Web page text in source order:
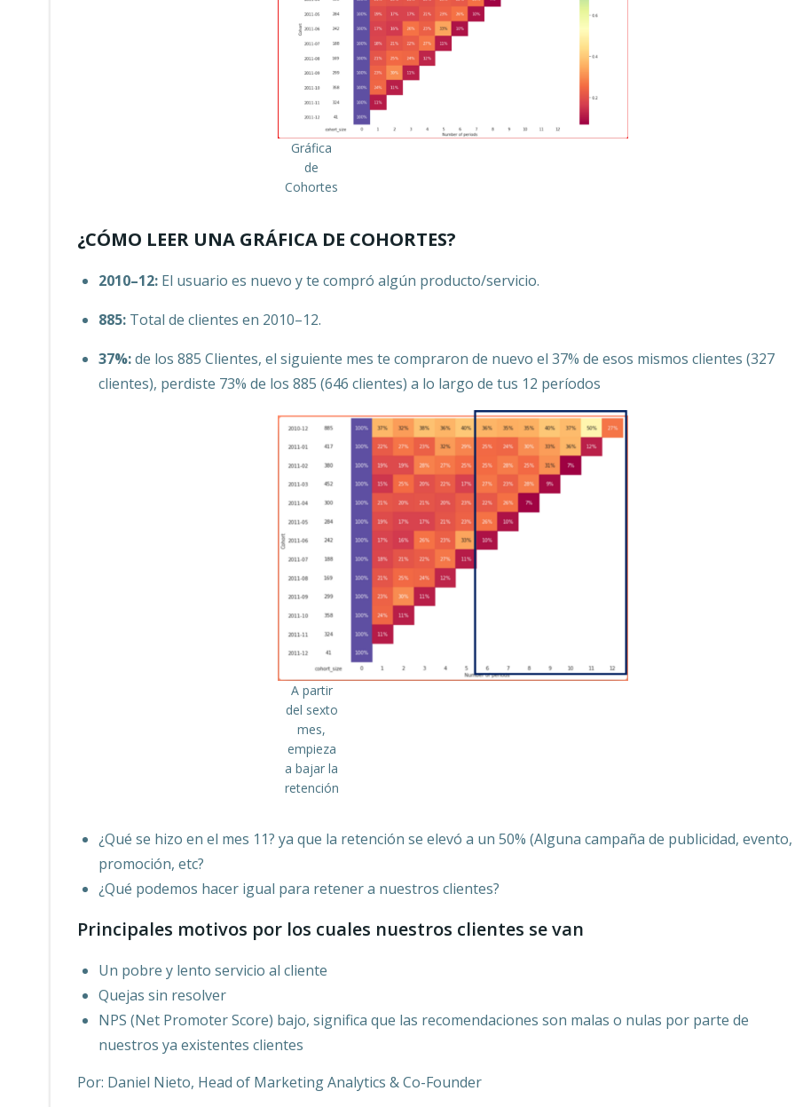
Gráfica
de
Cohortes
¿CÓMO LEER UNA GRÁFICA DE COHORTES?
2010–12: El usuario es nuevo y te compró algún producto/servicio.
885: Total de clientes en 2010–12.
37%:de los 885 Clientes, el siguiente mes te compraron de nuevo el 37% de esos mismos clientes (327
clientes), perdiste 73% de los 885 (646 clientes) a lo largo de tus 12 períodos
A partir
del sexto
mes,
empieza
a bajar la
retención
¿Qué se hizo en el mes 11? ya que la retención se elevó a un 50% (Alguna campaña de publicidad, evento,
promoción, etc?
¿Qué podemos hacer igual para retener a nuestros clientes?
Principales motivos por los cuales nuestros clientes se van
Un pobre y lento servicio al cliente
Quejas sin resolver
NPS (Net Promoter Score) bajo, significa que las recomendaciones son malas o nulas por parte de
nuestros ya existentes clientes
Por: Daniel Nieto, Head of Marketing Analytics & Co-Founder